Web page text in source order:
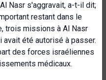
Nasr s'aggravait, a-t-il dit;
restant dans le
trois missions à Al Nasr
avait été autorisé à passer.
des forces israéliennes
médicaux.